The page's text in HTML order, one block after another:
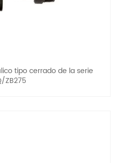
tipo cerrado de la serie
ZB275